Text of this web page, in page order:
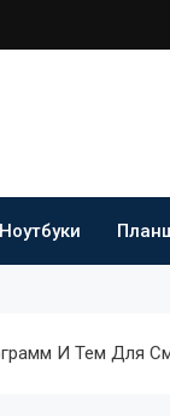
Ноутбуки
И Тем Для